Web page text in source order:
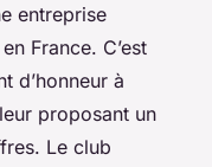
entreprise
France. C’est
d’honneur à
proposant un
. Le club